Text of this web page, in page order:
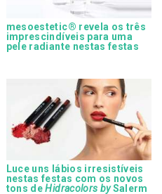
mesoestetic® revela os três
imprescindíveis para uma
pele radiante nestas festas
Luce uns lábios irresistíveis
nestas festas com os novos
tons deHidracolors bySalerm